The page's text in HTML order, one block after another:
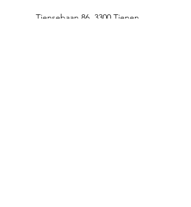
Tiensebaan 86, 3300 Tienen,